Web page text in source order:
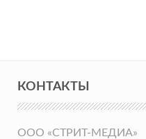
КОНТАКТЫ
ООО «СТРИТ-МЕДИА»